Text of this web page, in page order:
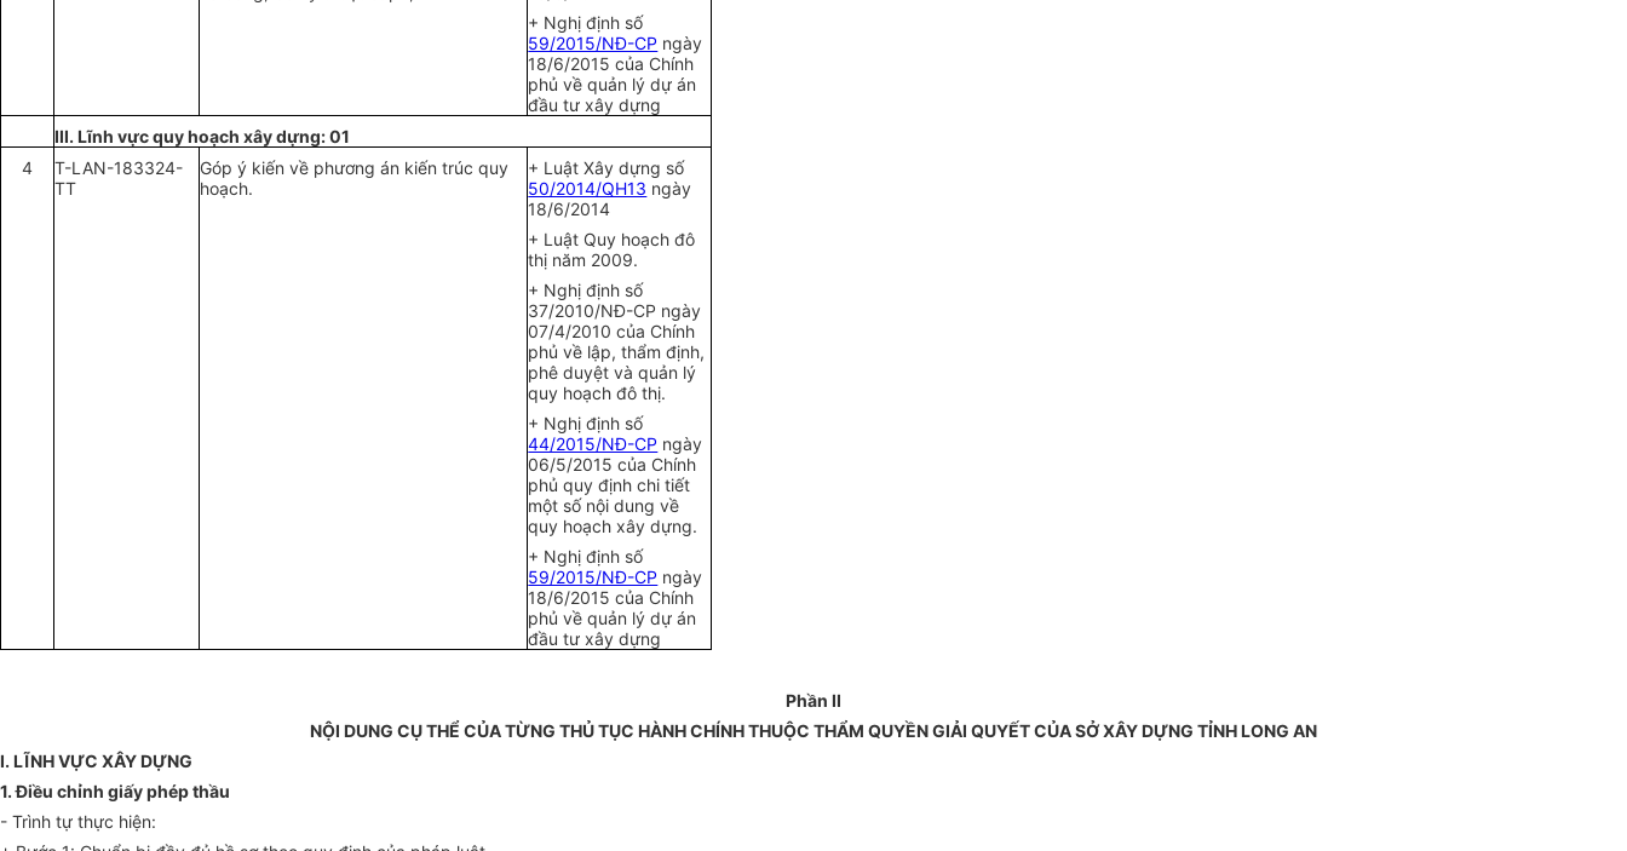
+ Nghị định số
59/2015/NĐ-CP ngày
18/6/2015 của Chính
phủ về quản lý dự án
đầu tư xây dựng
III. Lĩnh vực quy hoạch xây dựng: 01
4
T-LAN-183324-
TT
Góp ý kiến về phương án kiếntrúc quy
hoạch.
+ Luật Xây dựng số
50/2014/QH13 ngày
18/6/2014
+ Luật Quy hoạch đô
thị năm 2009.
+ Nghị định số
37/2010/NĐ-CP ngày
07/4/2010 của Chính
phủ về lập, thẩm định,
phê duyệt và quản lý
quy hoạch đô thị.
+ Nghị định số
44/2015/NĐ-CP ngày
06/5/2015 của Chính
phủ quy định chi tiết
một số nội dung về
quy hoạch xây dựng.
+ Nghị định số
59/2015/NĐ-CP ngày
18/6/2015 của Chính
phủ về quản lý dự án
đầu tư xây dựng
Phần II
NỘI DUNG CỤ THỂ CỦA TỪNG THỦ TỤC HÀNH CHÍNH THUỘC THẨM QUYỀN GIẢI QUYẾT CỦA SỞ XÂY DỰNG TỈNH LONG AN
I. LĨNH VỰC XÂY DỰNG
1.Điều chỉnh giấy phép thầu
- Trình tự thực hiện: